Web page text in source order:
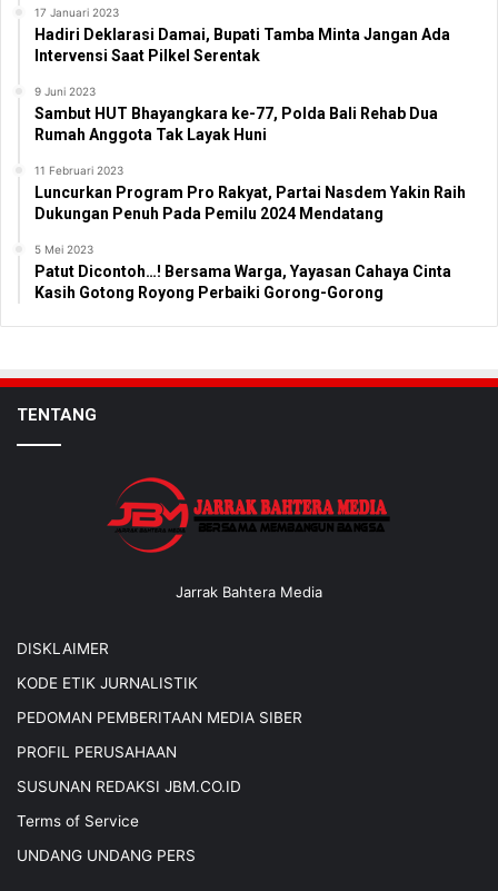
17 Januari 2023
Hadiri Deklarasi Damai, Bupati Tamba Minta Jangan Ada
Intervensi Saat Pilkel Serentak
9 Juni 2023
Sambut HUT Bhayangkara ke-77, Polda Bali Rehab Dua
Rumah Anggota Tak Layak Huni
11 Februari 2023
Luncurkan Program Pro Rakyat, Partai Nasdem Yakin Raih
Dukungan Penuh Pada Pemilu 2024 Mendatang
5 Mei 2023
Patut Dicontoh…! Bersama Warga, Yayasan Cahaya Cinta
Kasih Gotong Royong Perbaiki Gorong-Gorong
TENTANG
Jarrak Bahtera Media
DISKLAIMER
KODE ETIK JURNALISTIK
PEDOMAN PEMBERITAAN MEDIA SIBER
PROFIL PERUSAHAAN
SUSUNAN REDAKSI JBM.CO.ID
Terms of Service
UNDANG UNDANG PERS